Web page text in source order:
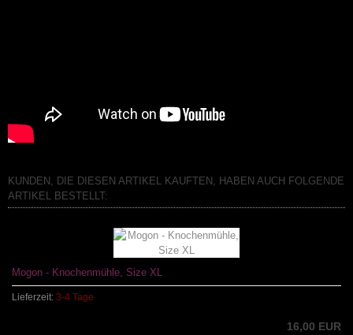
KUNDEN, DIE DIESEN ARTIKEL KAUFTEN, HABEN AUCH FOLGENDE
ARTIKEL BESTELLT:
Mogon - Knochenmühle, Size XL
Lieferzeit: 3-4 Tage
16,00 EUR